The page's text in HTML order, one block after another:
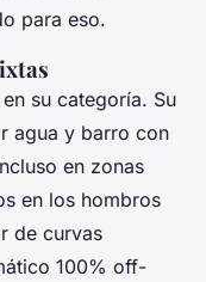
para eso.
su categoría. Su
agua y barro con
en zonas
en los hombros
de curvas
100% off-